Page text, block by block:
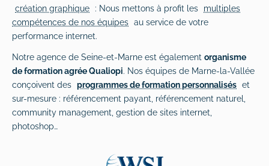
création graphique
: Nous mettons à profit les
multiples
compétences de nos équipes au service de votre
performance internet.
Notre agence de Seine-et-Marne est également organisme
de formation agrée Qualiopi. Nos équipes de Marne-la-Vallée
conçoivent des programmes de formation personnalisés et
sur-mesure : référencement payant, référencement naturel,
community management, gestion de sites internet,
photoshop…